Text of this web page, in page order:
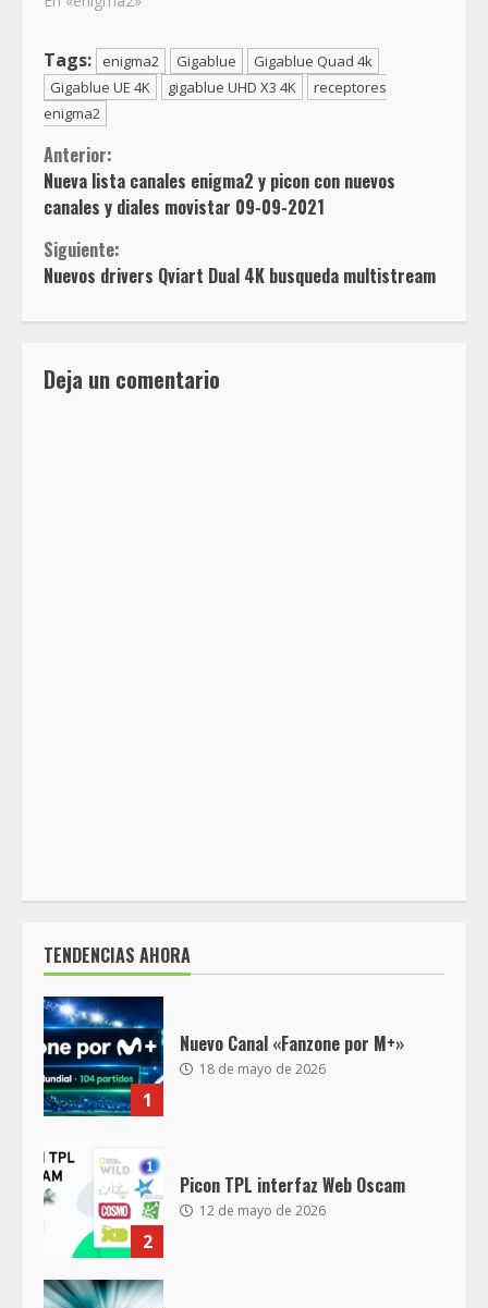
Tags: enigma2 Gigablue
Gigablue Quad 4k
Gigablue UE 4K
gigablue UHD X3 4K
receptores
enigma2
Sigue
leyendo
Anterior:
Nueva lista canales enigma2 y picon con nuevos
canales y diales movistar 09-09-2021
Siguiente:
Nuevos drivers Qviart Dual 4K busqueda multistream
Deja un comentario
TENDENCIAS AHORA
1
Nuevo Canal «Fanzone por M+»
18 de mayo de 2026
2
Picon TPL interfaz Web Oscam
12 de mayo de 2026